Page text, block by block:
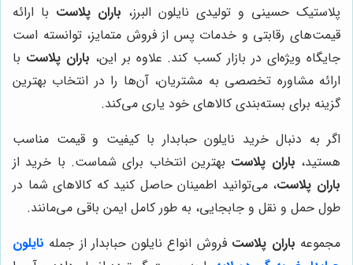
پلاستیک حسینی و تولیدی نایلون البرز، باران پلاست با ارائه
قیمت‌های رقابتی و خدمات پس از فروش متمایز، توانسته است
جایگاه ویژه‌ای در بازار کسب کند. علاوه بر این، باران پلاست با
ارائه مشاوره تخصصی به مشتریان، آن‌ها را در انتخاب بهترین
گزینه برای بسته‌بندی کالاهای خود یاری می‌کند.
اگر به دنبال خرید نایلون حبابدار با کیفیت و قیمت مناسب
هستید، باران پلاست بهترین انتخاب برای شماست. با خرید از
باران پلاست، می‌توانید اطمینان حاصل کنید که کالاهای شما در
طول حمل و نقل و جابجایی، به طور کامل ایمن باقی می‌مانند.
مجموعه باران پلاست فروش انواع نایلون حبابدار از جمله نایلون